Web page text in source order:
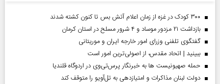
۳۰۰ کودک در غزه از زمان اعلام آتش بس تا کنون کشته شدند
بازداشت ۲۱ مزدور موساد و ۴ شرور مسلح در استان کرمان
گفتگوی تلفنی وزرای امور خارجه ایران و موریتانی
ببینید | اتحاد مقدس، از اصولی‌ترین امور است
حمله صهیونیست ها به خبرنگار پرس‌تی‌وی در اردوگاه قلندیا
دولت لبنان مذاکرات و امتیازدهی به تل‌آویو را متوقف کند